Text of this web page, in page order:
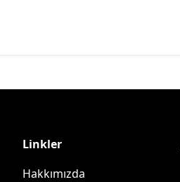
Linkler
Hakkımızda